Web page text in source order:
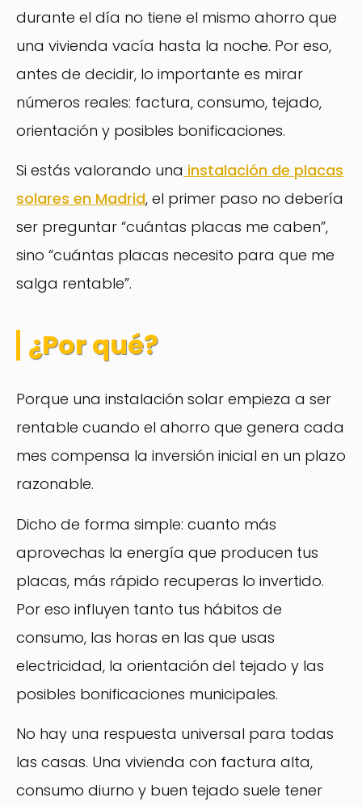
durante el día no tiene el mismo ahorro que
una vivienda vacía hasta la noche. Por eso,
antes de decidir, lo importante es mirar
números reales: factura, consumo, tejado,
orientación y posibles bonificaciones.
Si estás valorando una instalación de placas
solares en Madrid, el primer paso no debería
ser preguntar “cuántas placas me caben”,
sino “cuántas placas necesito para que me
salga rentable”.
¿Por qué?
Porque una instalación solar empieza a ser
rentable cuando el ahorro que genera cada
mes compensa la inversión inicial en un plazo
razonable.
Dicho de forma simple: cuanto más
aprovechas la energía que producen tus
placas, más rápido recuperas lo invertido.
Por eso influyen tanto tus hábitos de
consumo, las horas en las que usas
electricidad, la orientación del tejado y las
posibles bonificaciones municipales.
No hay una respuesta universal para todas
las casas. Una vivienda con factura alta,
consumo diurno y buen tejado suele tener